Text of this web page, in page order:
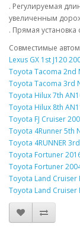
. Регулируемая
увеличенным
. Прямая
Совместимые
Lexus GX 1st J120
Toyota Tacoma 2nd
Toyota Tacoma 3rd
Toyota Hilux 7th
Toyota Hilux 8th
Toyota FJ Cruiser
Toyota 4Runner 5th
Toyota 4RUNNER
Toyota Fortuner
Toyota Fortuner
Toyota Land Cruiser
Toyota Land Cruiser